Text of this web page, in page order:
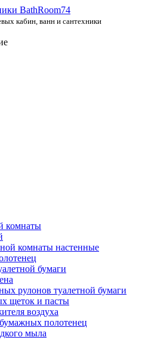
кабин, ванн и сантехники
комнаты
комнаты настенные
бумаги
рулонов туалетной бумаги
щеток и пасты
воздуха
полотенец
мыла